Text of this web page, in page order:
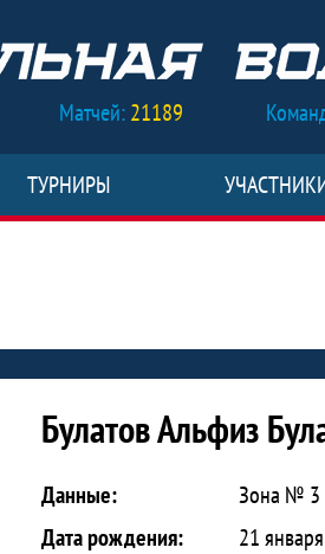
Матчей:21189
ТУРНИРЫ
Булатович
Булатов Альфиз
Данные:
Зона № 3
Дата рождения:
21